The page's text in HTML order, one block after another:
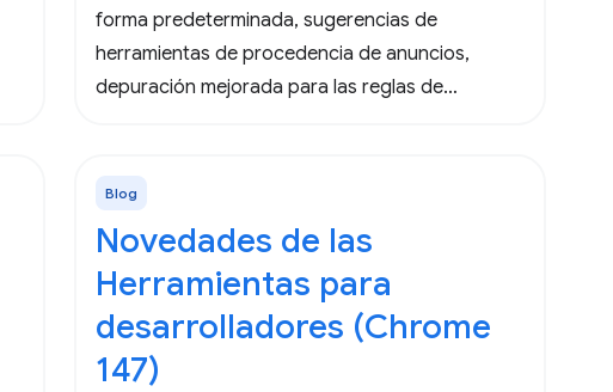
forma predeterminada, sugerencias de
herramientas de procedencia de anuncios,
depuración mejorada para las reglas de
agentes.
Blog
Novedades de las
Herramientas para
desarrolladores (Chrome
147)